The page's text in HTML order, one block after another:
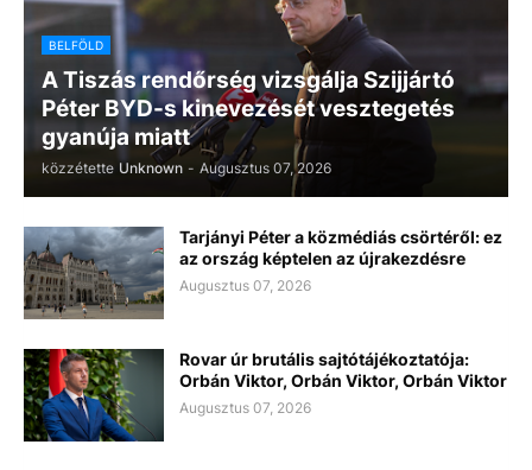
BELFÖLD
A Tiszás rendőrség vizsgálja Szijjártó
Péter BYD-s kinevezését vesztegetés
gyanúja miatt
közzétette Unknown - Augusztus 07, 2026
Tarjányi Péter a közmédiás csörtéről: ez
az ország képtelen az újrakezdésre
Augusztus 07, 2026
Rovar úr brutális sajtótájékoztatója:
Orbán Viktor, Orbán Viktor, Orbán Viktor
Augusztus 07, 2026